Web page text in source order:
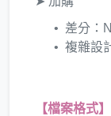
差分：
複雜設
【檔案格式】